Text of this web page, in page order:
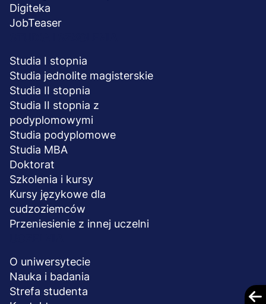
Digiteka
JobTeaser
Studia I stopnia
Studia jednolite magisterskie
Studia II stopnia
Studia II stopnia z
podyplomowymi
Studia podyplomowe
Studia MBA
Doktorat
Szkolenia i kursy
Kursy językowe dla
cudzoziemców
Przeniesienie z innej uczelni
O uniwersytecie
Nauka i badania
Strefa studenta